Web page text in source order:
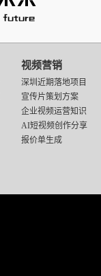
视频营销
深圳近期落地项目
宣传片策划方案
企业视频运营知识
AI短视频创作分享
报价单生成